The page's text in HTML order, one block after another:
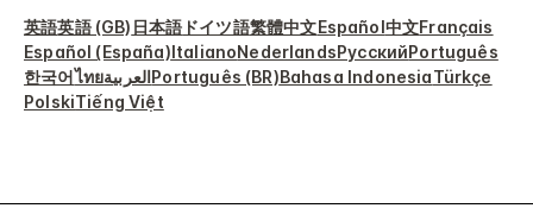
英語英語 (GB) 日本語 ドイツ語繁體中文Español 中文Français
Español (España) ItalianoNederlandsРусскийPortuguês
한국어ไทยالعربية Português (BR)Bahasa IndonesiaTürkçe
PolskiTiếng Việt